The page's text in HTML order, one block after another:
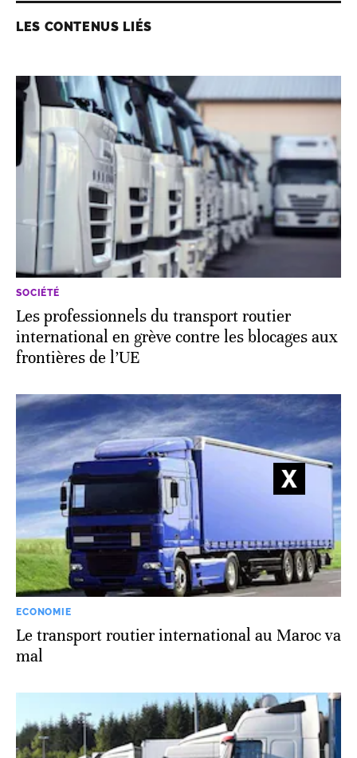
LES CONTENUS LIÉS
SOCIÉTÉ
Les professionnels du transport routier
international en grève contre les blocages aux
frontières de l’UE
ECONOMIE
Le transport routier international au Maroc va
mal